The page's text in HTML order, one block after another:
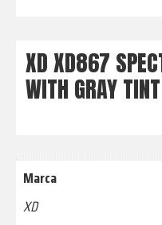
XD XD867
WITH GRAY TINT
Marca
XD